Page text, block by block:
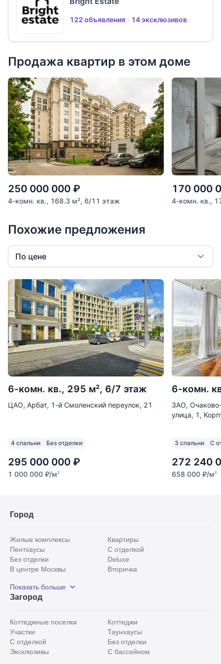
122 объявления 14 эксклюзивов
Продажа квартир в этом доме
250 000 000 ₽
4-комн. кв., 168.3 м², 6/11 этаж
170 000
4-комн. кв.,
Похожие предложения
По цене
6-комн. кв., 295 м², 6/7 этаж
ЦАО, Арбат, 1-й Смоленский переулок, 21
4 спальни Без отделки
295 000 000 ₽
1 000 000 ₽/м2
6-комн.
ЗАО,
улица, 1,
3 спальни С
272 240
658 000 ₽/м2
Город
Жилые комплексы
Квартиры
Пентхаусы
С отделкой
Без отделки
Deluxe
В центре Москвы
Вторичка
Рядом с парком
С панорамными окнами
Показать больше
Загород
Коттеджные поселки
Коттеджи
Участки
Таунхаусы
С отделкой
Без отделки
Эксклюзивы
С бассейном